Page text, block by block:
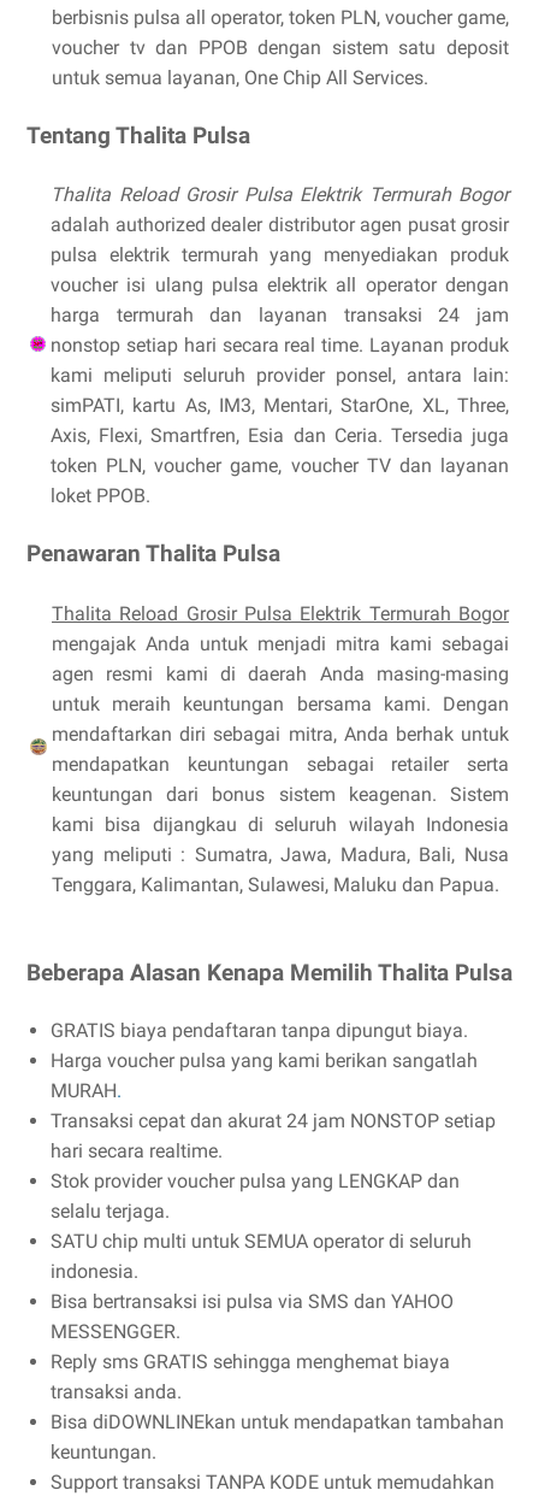
berbisnis pulsa all operator, token PLN, voucher game,
voucher tv dan PPOB dengan sistem satu deposit
untuk semua layanan, One Chip All Services.
Tentang Thalita Pulsa
Thalita Reload Grosir Pulsa Elektrik Termurah Bogor
adalah authorized dealer distributor agen pusat grosir
pulsa elektrik termurah yang menyediakan produk
voucher isi ulang pulsa elektrik all operator dengan
harga termurah dan layanan transaksi 24 jam
nonstop setiap hari secara real time. Layanan produk
kami meliputi seluruh provider ponsel, antara lain:
simPATI, kartu As, IM3, Mentari, StarOne, XL, Three,
Axis, Flexi, Smartfren, Esia dan Ceria. Tersedia juga
token PLN, voucher game, voucher TV dan layanan
loket PPOB.
Penawaran Thalita Pulsa
Thalita Reload Grosir Pulsa Elektrik Termurah Bogor
mengajak Anda untuk menjadi mitra kami sebagai
agen resmi kami di daerah Anda masing-masing
untuk meraih keuntungan bersama kami. Dengan
mendaftarkan diri sebagai mitra, Anda berhak untuk
mendapatkan keuntungan sebagai retailer serta
keuntungan dari bonus sistem keagenan. Sistem
kami bisa dijangkau di seluruh wilayah Indonesia
yang meliputi : Sumatra, Jawa, Madura, Bali, Nusa
Tenggara, Kalimantan, Sulawesi, Maluku dan Papua.
Beberapa Alasan Kenapa Memilih Thalita Pulsa
GRATIS biaya pendaftaran tanpa dipungut biaya.
Harga voucher pulsa yang kami berikan sangatlah
MURAH.
Transaksi cepat dan akurat 24 jam NONSTOP setiap
hari secara realtime.
Stok provider voucher pulsa yang LENGKAP dan
selalu terjaga.
SATU chip multi untuk SEMUA operator di seluruh
indonesia.
Bisa bertransaksi isi pulsa via SMS dan YAHOO
MESSENGGER.
Reply sms GRATIS sehingga menghemat biaya
transaksi anda.
Bisa diDOWNLINEkan untuk mendapatkan tambahan
keuntungan.
Support transaksi TANPA KODE untuk memudahkan